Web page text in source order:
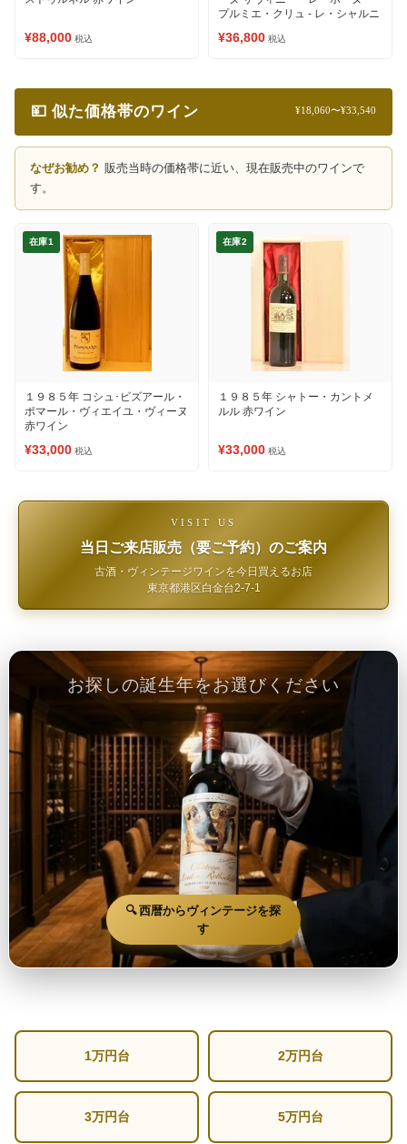
¥88,000 税込
プルミエ・クリュ - レ・シャルニ
¥36,800 税込
💴 似た価格帯のワイン ¥18,060〜¥33,540
なぜお勧め？ 販売当時の価格帯に近い、現在販売中のワインで
す。
在庫1
１９８５年 コシュ･ビズアール・
ポマール・ヴィエイユ・ヴィーヌ
赤ワイン
¥33,000 税込
在庫2
１９８５年 シャトー・カントメ
ルル 赤ワイン
¥33,000 税込
VISIT US
当日ご来店販売（要ご予約）のご案内
古酒・ヴィンテージワインを今日買えるお店
東京都港区白金台2-7-1
お探しの誕生年をお選びください
🔍 西暦からヴィンテージを探
す
1万円台 2万円台
3万円台 5万円台